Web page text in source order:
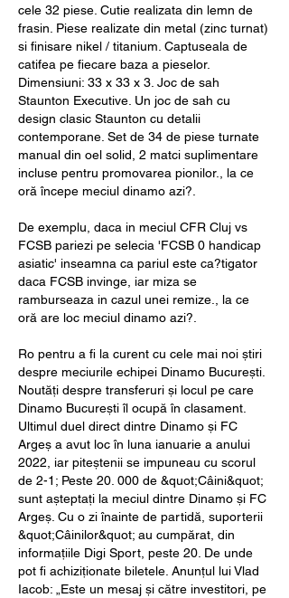
cele 32 piese. Cutie realizata din lemn de
frasin. Piese realizate din metal (zinc turnat)
si finisare nikel / titanium. Captuseala de
catifea pe fiecare baza a pieselor.
Dimensiuni: 33 x 33 x 3. Joc de sah
Staunton Executive. Un joc de sah cu
design clasic Staunton cu detalii
contemporane. Set de 34 de piese turnate
manual din oel solid, 2 matci suplimentare
incluse pentru promovarea pionilor., la ce
oră începe meciul dinamo azi?.
De exemplu, daca in meciul CFR Cluj vs
FCSB pariezi pe selecia 'FCSB 0 handicap
asiatic' inseamna ca pariul este ca?tigator
daca FCSB invinge, iar miza se
ramburseaza in cazul unei remize., la ce
oră are loc meciul dinamo azi?.
Ro pentru a fi la curent cu cele mai noi știri
despre meciurile echipei Dinamo București.
Noutăți despre transferuri și locul pe care
Dinamo București îl ocupă în clasament.
Ultimul duel direct dintre Dinamo și FC
Argeș a avut loc în luna ianuarie a anului
2022, iar piteștenii se impuneau cu scorul
de 2-1; Peste 20. 000 de &quot;Câini&quot;
sunt așteptați la meciul dintre Dinamo și FC
Argeș. Cu o zi înainte de partidă, suporterii
&quot;Câinilor&quot; au cumpărat, din
informațiile Digi Sport, peste 20. De unde
pot fi achiziționate biletele. Anunțul lui Vlad
Iacob: „Este un mesaj și către investitori, pe